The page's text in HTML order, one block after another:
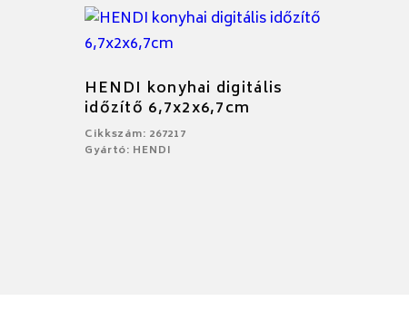
HENDI konyhai digitális
időzítő 6,7x2x6,7cm
Cikkszám: 267217
Gyártó: HENDI